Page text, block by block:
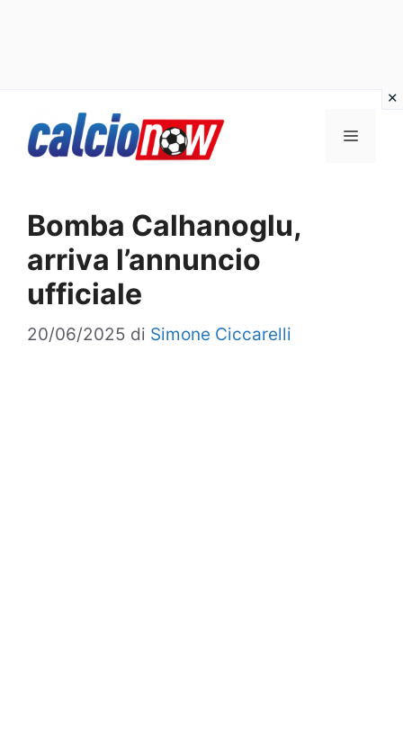
Menu
Bomba Calhanoglu,
arriva l’annuncio
ufficiale
20/06/2025 di Simone Ciccarelli